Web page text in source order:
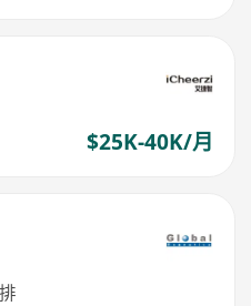
$25K-40K/月